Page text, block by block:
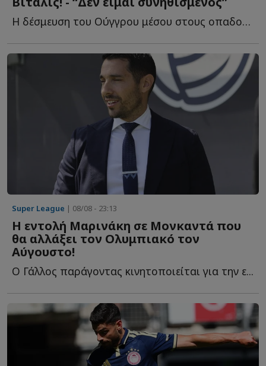
Η δέσμευση του Ούγγρου μέσου στους οπαδούς τ...
Super League | 08/08 - 23:13
Η εντολή Μαρινάκη σε Μονκαντά που
θα αλλάξει τον Ολυμπιακό τον
Αύγουστο!
Ο Γάλλος παράγοντας κινητοποιείται για την ε...